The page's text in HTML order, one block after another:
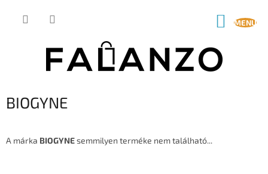
KOSÁR
BIOGYNE
A márka BIOGYNEsemmilyen terméke nem található...